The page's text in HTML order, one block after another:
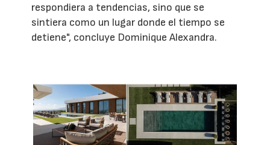
respondiera a tendencias, sino que se
sintiera como un lugar donde el tiempo se
detiene", concluye Dominique Alexandra.